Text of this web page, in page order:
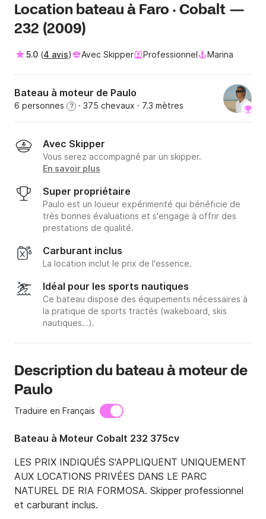
Location bateau à Faro · Cobalt —
232 (2009)
5.0 (4 avis) Avec Skipper Professionnel Marina
Bateau à moteur de Paulo
6 personnes ? · 375 chevaux · 7.3 mètres
Avec Skipper
Vous serez accompagné par un skipper.
En savoir plus
Super propriétaire
Paulo est un loueur expérimenté qui bénéficie de
très bonnes évaluations et s'engage à offrir des
prestations de qualité.
Carburant inclus
La location inclut le prix de l'essence.
Idéal pour les sports nautiques
Ce bateau dispose des équipements nécessaires à
la pratique de sports tractés (wakeboard, skis
nautiques…).
Description du bateau à moteur de
Paulo
Traduire en Français
Bateau à Moteur Cobalt 232 375cv
LES PRIX INDIQUÉS S'APPLIQUENT UNIQUEMENT
AUX LOCATIONS PRIVÉES DANS LE PARC
NATUREL DE RIA FORMOSA. Skipper professionnel
et carburant inclus.